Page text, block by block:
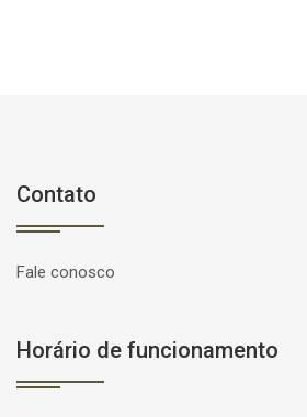
Contato
Fale conosco
Horário de funcionamento